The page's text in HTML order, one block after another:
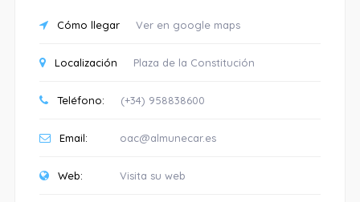
Cómo llegar Ver en google maps
Localización Plaza de la Constitución
Teléfono: (+34) 958838600
Email: oac@almunecar.es
Web: Visita su web